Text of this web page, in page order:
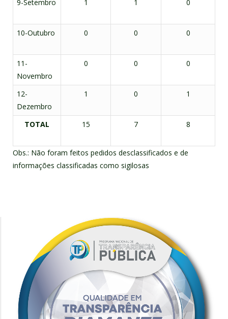
9-Setembro 1 1 0
10-Outubro 0 0 0
11-
Novembro
0 0 0
12-
Dezembro
1 0 1
TOTAL 15 7 8
Obs.: Não foram feitos pedidos desclassificados e de
informações classificadas como sigilosas